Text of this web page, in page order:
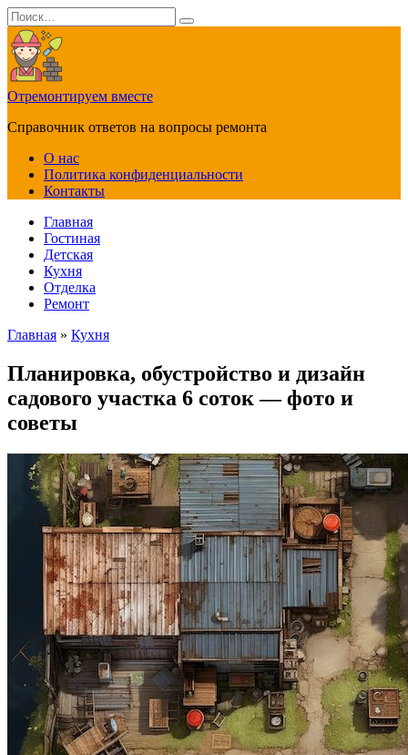
Перейти
к
содержанию
Search
for:
Отремонтируем вместе
Справочник ответов на вопросы ремонта
О нас
Политика конфиденциальности
Контакты
Главная
Гостиная
Детская
Кухня
Отделка
Ремонт
Главная » Кухня
Планировка, обустройство и дизайн
садового участка 6 соток — фото и
советы